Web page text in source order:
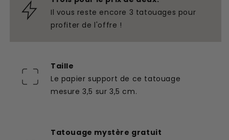
Il vous reste encore 3 tatouages pour
profiter de l'offre !
Taille
Le papier support de ce tatouage
mesure 3,5 sur 3,5 cm.
Tatouage mystère gratuit